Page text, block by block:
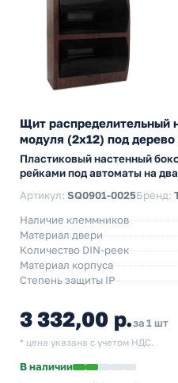
Щит распределительный
модуля (2х12) под дерево
Пластиковый настенный
рейками под автоматы на
Артикул: SQ0901-0025Бренд:
Наличие клеммников
Материал двери
Количество DIN-реек
Материал корпуса
Степень защиты IP
3 332,00 р.за 1 шт
* цена указана с учетом НДС.
В наличии